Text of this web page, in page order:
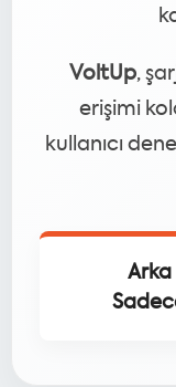
VoltUp,
erişimi
kullanıcı
Arka